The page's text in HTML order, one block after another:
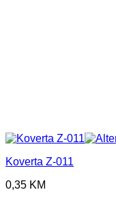
Koverta Z-011
0,35 KM